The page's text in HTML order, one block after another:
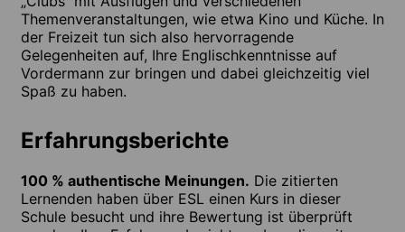
Themenveranstaltungen, wie etwa Kino und Küche. In
der Freizeit tun sich also hervorragende
Gelegenheiten auf, Ihre Englischkenntnisse auf
Vordermann zur bringen und dabei gleichzeitig viel
Spaß zu haben.
Erfahrungsberichte
100 % authentische Meinungen. Die zitierten
Lernenden haben über ESL einen Kurs in dieser
Schule besucht und ihre Bewertung ist überprüft